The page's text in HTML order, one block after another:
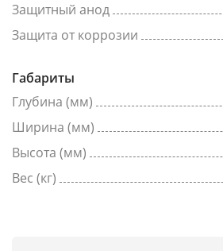
Защитный анод
Защита от коррозии
Габариты
Глубина (мм)
Ширина (мм)
Высота (мм)
Вес (кг)